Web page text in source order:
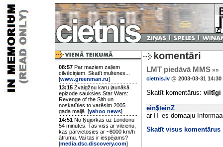
08:57 Par maziem zaļiem
cilvēciņiem. Skatīt multenes...
[www.greenman.ru]
13:15 Zvaigžņu karu jaunākā
epizode sauksies Star Wars:
Revenge of the Sith un
noskatīties to varēsim 2005.
gada maijā. [yahoo news]
14:51 No Ņujorkas uz Londonu
54 minūtēs. Tas viss ar vilcienu,
kas pārvietosies ar ~8000 km/h
ātrumu. Vai tas ir iespējams?
[media.dsc.discovery.com]
LMT piedāvā MMS »»
cietnis.lv @ 2003-03-31 14:30
Skatīt komentārus: viltīgi
ein$teinZ
ar IT es domaaju
Skatīt visus komentārus